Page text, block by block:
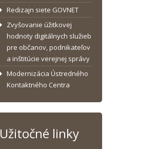
Redizajn siete GOVNET
Zvyšovanie úžitkovej
hodnoty digitálnych služieb
pre občanov, podnikateľov
a inštitúcie verejnej správy
Modernizácia Ústredného
Kontaktného Centra
Užitočné linky